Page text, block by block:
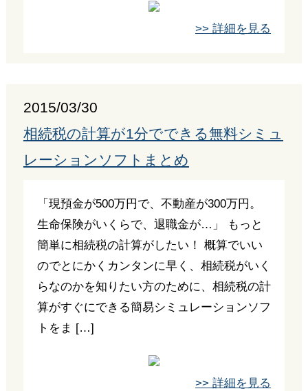
>> 詳細を見る
2015/03/30
相続税の計算が1分でできる無料シミュ
レーションソフトまとめ
「現預金が500万円で、不動産が300万円。
生命保険がいくらで、退職金が…」 もっと
簡単に相続税の計算がしたい！ 概算でいい
のでとにかくカンタンに早く、相続税がいく
らなのかを知りたい方のために、相続税の計
算がすぐにできる簡易シミュレーションソフ
トをま […]
>> 詳細を見る